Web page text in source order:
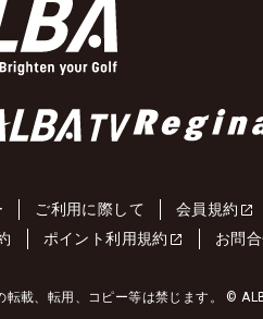
ご利用に際して 会員規約
ポイント利用規約 お問
転載、転用、コピー等は禁じます。 ©